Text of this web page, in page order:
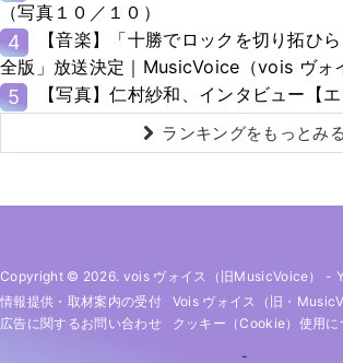
（写真１０／１０）
4
【音楽】「十勝でロックを切り拓ひ
全版」放送決定｜MusicVoice（vois ヴォ
5 【写真】仁村紗和、インタビュー【エ
ランキングをもっとみる
Copyright © 2026. vois ヴォイス（旧MusicVoice） -
情報提供・取材案内の受付
Vois ヴォイス（旧・
広告に関するお問い合わせ
クッキー（cookie）使用に
-